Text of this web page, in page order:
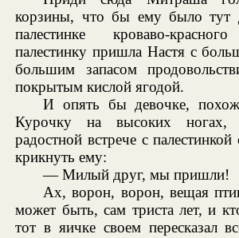
корзины, что бы ему было тут
палестинке кроваво-
палестинку пришла Настя с
большим запасом
покрытым кислой ягодой.
И опять бы девочке,
Курочку на высоких ногах,
радостной встрече с
крикнуть ему:
— Милый друг, мы пришли!
Ах, ворон, ворон, вещая
может быть, сам триста лет, и
тот в яичке своем пересказал